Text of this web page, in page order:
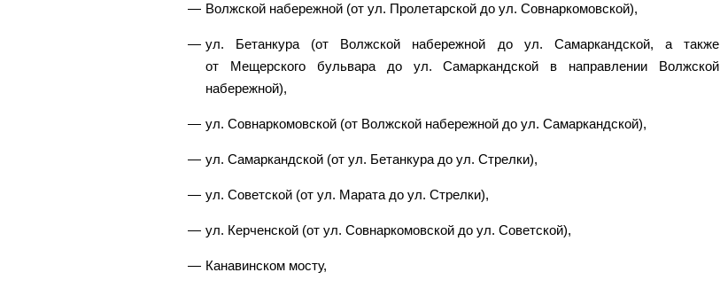
Волжской набережной (от ул. Пролетарской до ул. Совнаркомовской),
ул. Бетанкура (от Волжской набережной до ул. Самаркандской, а также
от Мещерского бульвара до ул. Самаркандской в направлении Волжской
набережной),
ул. Совнаркомовской (от Волжской набережной до ул. Самаркандской),
ул. Самаркандской (от ул. Бетанкура до ул. Стрелки),
ул. Советской (от ул. Марата до ул. Стрелки),
ул. Керченской (от ул. Совнаркомовской до ул. Советской),
Канавинском мосту,